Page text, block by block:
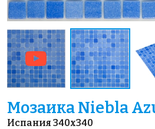
Мозаика Niebla
Испания 340x340